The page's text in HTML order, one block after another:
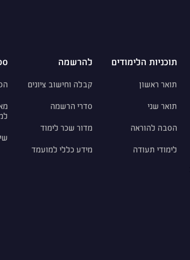
תוכניות הלימודים
תואר ראשון
תואר שני
הסבה להוראה
לימודי תעודה
להרשמה
קבלה וחישוב ציונים
סדרי הרשמה
מדור שכר לימוד
מידע כללי למועמד